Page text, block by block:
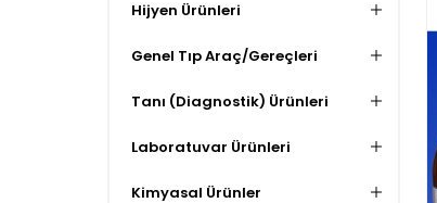
Hijyen Ürünleri
Genel Tıp Araç/Gereçleri
Tanı (Diagnostik) Ürünleri
Laboratuvar Ürünleri
Kimyasal Ürünler